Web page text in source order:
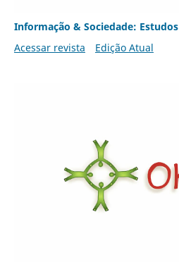
Informação & Sociedade: Estudos
Acessar revista
Edição Atual